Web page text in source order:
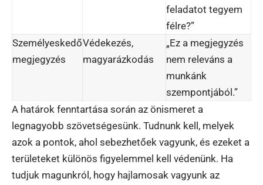
feladatot tegyem
félre?”
Személyeskedő
megjegyzés
Védekezés,
magyarázkodás
„Ez a megjegyzés
nem releváns a
munkánk
szempontjából.”
A határok fenntartása során az önismeret a
legnagyobb szövetségesünk. Tudnunk kell, melyek
azok a pontok, ahol sebezhetőek vagyunk, és ezeket a
területeket különös figyelemmel kell védenünk. Ha
tudjuk magunkról, hogy hajlamosak vagyunk az